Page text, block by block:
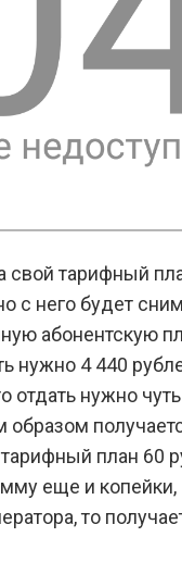
свой тарифный
с него будет
абонентскую
нужно 4 440
отдать нужно
план 60
еще и
то